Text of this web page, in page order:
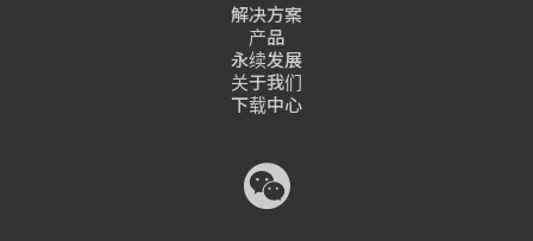
解决方案
产品
永续发展
关于我们
下载中心